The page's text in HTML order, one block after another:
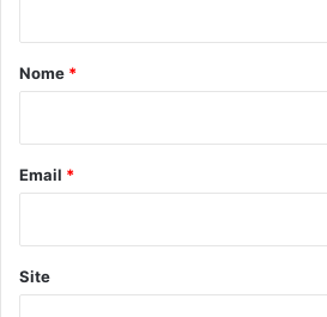
r
*
Nome *
Email *
Site